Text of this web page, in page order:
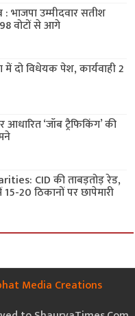
भाजपा उम्मीदवार सतीश
वोटों से आगे
दो विधेयक पेश, कार्यवाही 2
‘जॉब ट्रैफिकिंग’ की
CID की ताबड़तोड़ रेड,
20 ठिकानों पर छापेमारी
Media Creations